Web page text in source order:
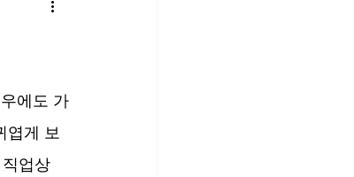
에도 가
엽게 보
업상